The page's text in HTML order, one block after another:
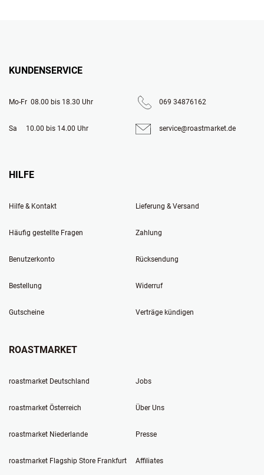
KUNDENSERVICE
Mo-Fr  08.00 bis 18.30 Uhr
Sa     10.00 bis 14.00 Uhr
069 34876162
service@roastmarket.de
HILFE
Hilfe & Kontakt
Häufig gestellte Fragen
Benutzerkonto
Bestellung
Gutscheine
Lieferung & Versand
Zahlung
Rücksendung
Widerruf
Verträge kündigen
ROASTMARKET
roastmarket Deutschland
roastmarket Österreich
roastmarket Niederlande
roastmarket Flagship Store Frankfurt
Jobs
Über Uns
Presse
Affiliates